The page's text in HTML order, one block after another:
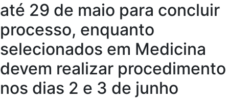
até 29 de maio para concluir
processo, enquanto
selecionados em Medicina
devem realizar procedimento
nos dias 2 e 3 de junho